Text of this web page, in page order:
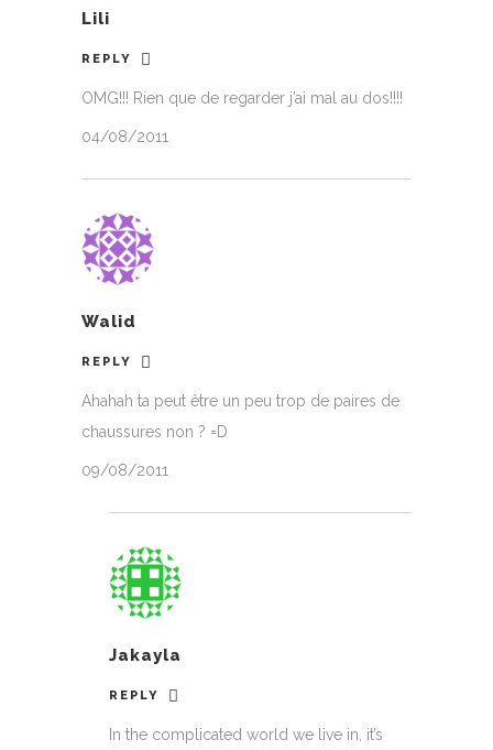
Lili
REPLY
OMG!!! Rien que de regarder j’ai mal au dos!!!!
04/08/2011
Walid
REPLY
Ahahah ta peut être un peu trop de paires de
chaussures non ? =D
09/08/2011
Jakayla
REPLY
In the complicated world we live in, it’s